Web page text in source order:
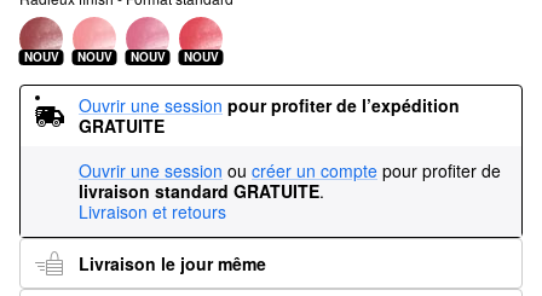
NOUV NOUV NOUV NOUV
Ouvrir une session pour profiter de l’expédition
GRATUITE
Ouvrir une session ou créer un compte pour profiter de
livraison standard GRATUITE.
Livraison et retours
Livraison le jour même